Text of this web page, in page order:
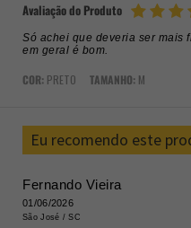
Avaliação do Produto
Só achei que deveria ser mais
em geral é bom.
COR: PRETO TAMANHO: M
Eu recomendo este
Fernando Vieira
01/06/2026
São José /SC